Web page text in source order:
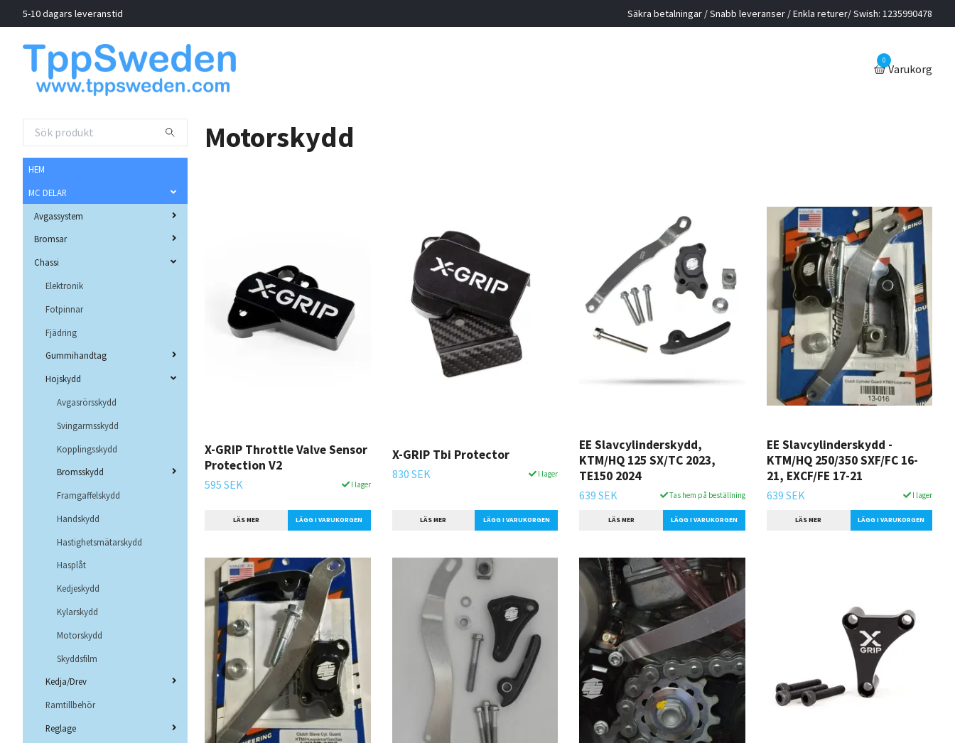
5-10 dagars leveranstid Säkra betalningar / Snabb leveranser / Enkla returer/ Swish: 1235990478
0
Varukorg
HEM
MC DELAR
Avgassystem
Bromsar
Chassi
Elektronik
Fotpinnar
Fjädring
Gummihandtag
Hojskydd
Avgasrörsskydd
Svingarmsskydd
Kopplingsskydd
Bromsskydd
Framgaffelskydd
Handskydd
Hastighetsmätarskydd
Hasplåt
Kedjeskydd
Kylarskydd
Motorskydd
Skyddsfilm
Kedja/Drev
Ramtillbehör
Reglage
Motorskydd
X-GRIP Throttle Valve Sensor
Protection V2
595 SEK I lager
LÄS MER LÄGG I VARUKORGEN
X-GRIP Tbi Protector
830 SEK I lager
LÄS MER LÄGG I VARUKORGEN
EE Slavcylinderskydd,
KTM/HQ 125 SX/TC 2023,
TE150 2024
639 SEK Tas hem på beställning
LÄS MER
EE Slavcylinderskydd -
KTM/HQ 250/350 SXF/FC 16-
21, EXCF/FE 17-21
639 SEK I lager
LÄS MER